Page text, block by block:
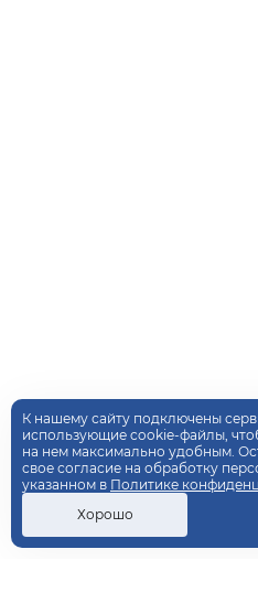
К нашему сайту подключены
использующие cookie-файлы,
на нем максимально удобным.
свое согласие на обработку
указанном в Политике
Хорошо